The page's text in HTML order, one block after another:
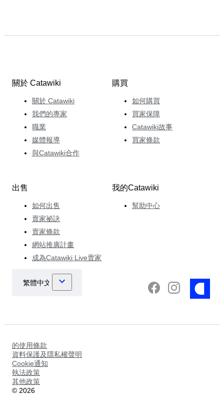
關於 Catawiki
關於 Catawiki
我們的專家
職業
媒體報導
與Catawiki合作
購買
如何購買
買家保障
Catawiki故事
買家條款
出售
如何出售
賣家祕訣
賣家條款
網站推廣計畫
成為Catawiki Live賣家
我的Catawiki
幫助中心
的使用條款
資料保護及隱私權聲明
Cookie通知
執法政策
其他政策
© 2026